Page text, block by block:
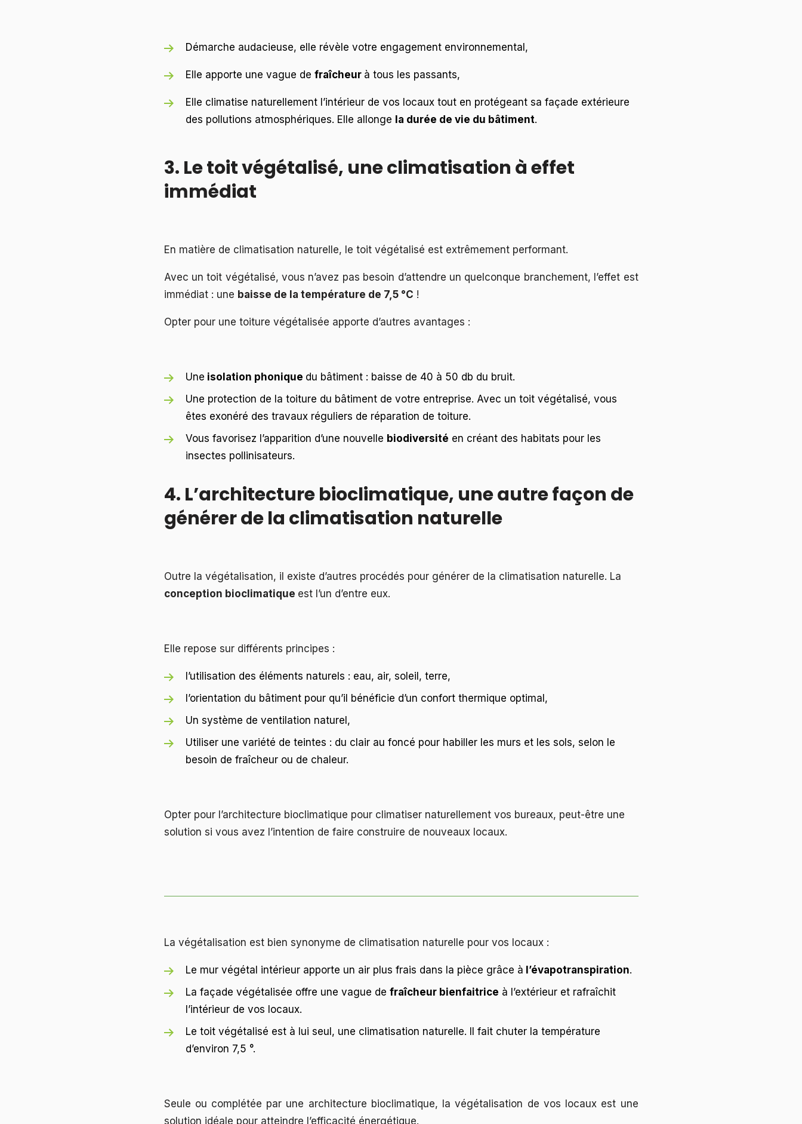
Démarche audacieuse, elle révèle votre engagement environnemental,
Elle apporte une vague de fraîcheur à tous les passants,
Elle climatise naturellement l’intérieur de vos locaux tout en protégeant sa façade extérieure
des pollutions atmosphériques. Elle allonge la durée de vie du bâtiment.
3. Le toit végétalisé, une climatisation à effet
immédiat
En matière de climatisation naturelle, le toit végétalisé est extrêmement performant.
Avec un toit végétalisé, vous n’avez pas besoin d’attendre un quelconque branchement, l’effet est
immédiat : une baisse de la température de 7,5 °C !
Opter pour une toiture végétalisée apporte d’autres avantages :
Une isolation phonique du bâtiment : baisse de 40 à 50 db du bruit.
Une protection de la toiture du bâtiment de votre entreprise. Avec un toit végétalisé, vous
êtes exonéré des travaux réguliers de réparation de toiture.
Vous favorisez l’apparition d’une nouvelle biodiversité en créant des habitats pour les
insectes pollinisateurs.
4. L’architecture bioclimatique, une autre façon de
générer de la climatisation naturelle
Outre la végétalisation, il existe d’autres procédés pour générer de la climatisation naturelle. La
conception bioclimatique est l’un d’entre eux.
Elle repose sur différents principes :
l’utilisation des éléments naturels : eau, air, soleil, terre,
l’orientation du bâtiment pour qu’il bénéficie d’un confort thermique optimal,
Un système de ventilation naturel,
Utiliser une variété de teintes : du clair au foncé pour habiller les murs et les sols, selon le
besoin de fraîcheur ou de chaleur.
Opter pour l’architecture bioclimatique pour climatiser naturellement vos bureaux, peut-être une
solution si vous avez l’intention de faire construire de nouveaux locaux.
La végétalisation est bien synonyme de climatisation naturelle pour vos locaux :
Le mur végétal intérieur apporte un air plus frais dans la pièce grâce à l’évapotranspiration.
La façade végétalisée offre une vague de fraîcheur bienfaitrice à l’extérieur et rafraîchit
l’intérieur de vos locaux.
Le toit végétalisé est à lui seul, une climatisation naturelle. Il fait chuter la température
d’environ 7,5 °.
Seule ou complétée par une architecture bioclimatique, la végétalisation de vos locaux est une
solution idéale pour atteindre l’efficacité énergétique.